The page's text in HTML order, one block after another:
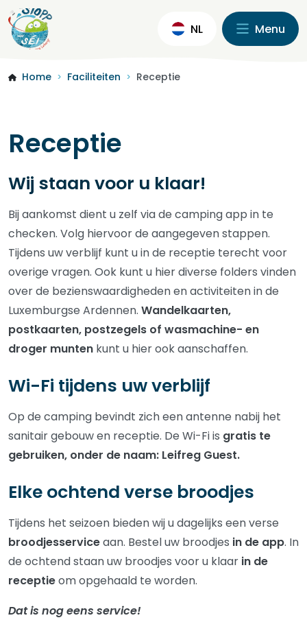
NL Menu
Home > Faciliteiten > Receptie
Receptie
Wij staan voor u klaar!
Bij aankomst dient u zelf via de camping app in te
checken. Volg hiervoor de aangegeven stappen.
Tijdens uw verblijf kunt u in de receptie terecht voor
overige vragen. Ook kunt u hier diverse folders vinden
over de bezienswaardigheden en activiteiten in de
Luxemburgse Ardennen. Wandelkaarten,
postkaarten, postzegels of wasmachine- en
droger munten kunt u hier ook aanschaffen.
Wi-Fi tijdens uw verblijf
Op de camping bevindt zich een antenne nabij het
sanitair gebouw en receptie. De Wi-Fi is gratis te
gebruiken, onder de naam: Leifreg Guest.
Elke ochtend verse broodjes
Tijdens het seizoen bieden wij u dagelijks een verse
broodjesserviceaan. Bestel uw broodjes in de app. In
de ochtend staan uw broodjes voor u klaar in de
receptieom opgehaald te worden.
Dat is nog eens service!